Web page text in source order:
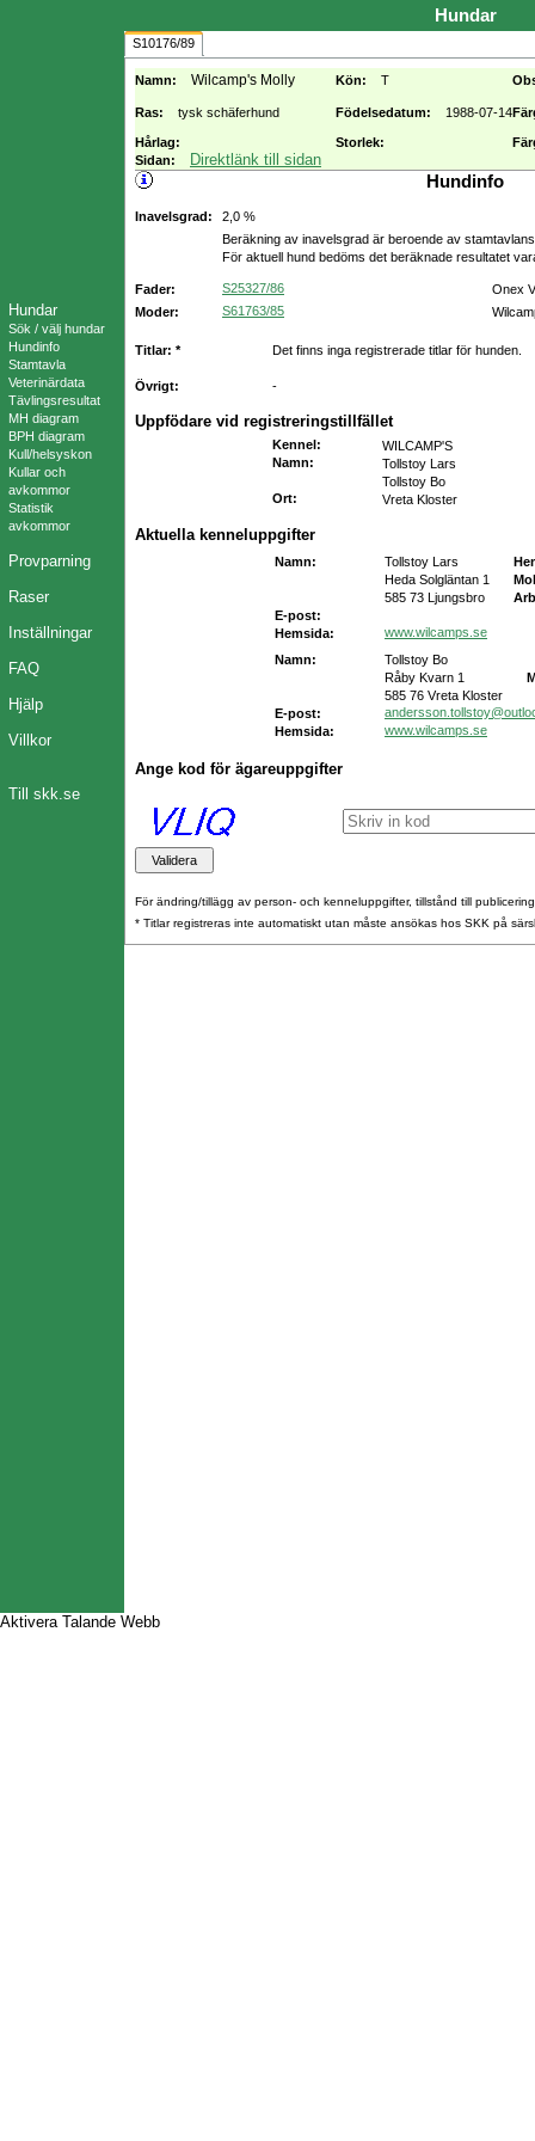
Hundar
Sök / välj hundar
Hundinfo
Stamtavla
Veterinärdata
Tävlingsresultat
MH diagram
BPH diagram
Kull/helsyskon
Kullar och
avkommor
Statistik
avkommor
Provparning
Raser
Inställningar
FAQ
Hjälp
Villkor
Till skk.se
Hundar
S10176/89
Namn: Wilcamp's Molly Kön: T
Ras: tysk schäferhund Födelsedatum: 1988-07-14
Hårlag: Storlek:
Sidan:
Direktlänk till sidan
Hundinfo
Inavelsgrad:
2,0 %
Beräkning av inavelsgrad är beroende av
För aktuell hund bedöms det beräknade resultatet
Fader: S25327/86
Onex
Moder:
S61763/85
Titlar: * Det finns inga registrerade titlar för hunden.
Övrigt: -
Uppfödare vid registreringstillfället
Kennel :
WILCAMP'S
Namn:
Tollstoy Lars
Tollstoy Bo
Ort: Vreta Kloster
Aktuella kenneluppgifter
Namn: Tollstoy Lars
Heda Solgläntan 1
585 73 Ljungsbro
E-post:
Hemsida:
www.wilcamps.se
Namn:
Tollstoy Bo
Råby Kvarn 1
585 76 Vreta Kloster
E-post:
Hemsida:
www.wilcamps.se
Ange kod för ägareuppgifter
För ändring/tillägg av person- och kenneluppgifter, tillstånd till
* Titlar registreras inte automatiskt utan måste ansökas hos SKK på
Aktivera Talande Webb